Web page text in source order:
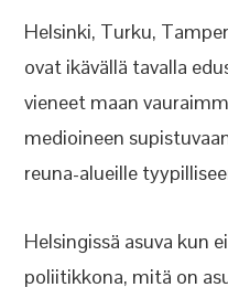
Helsinki, Turku,
ovat ikävällä tavalla
vieneet maan
medioineen
reuna-alueille
Helsingissä asuva kun
poliitikkona, mitä on